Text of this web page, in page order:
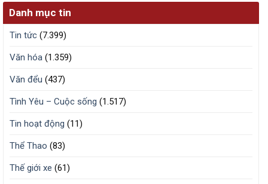
Danh mục tin
Tin tức (7.399)
Văn hóa (1.359)
Văn đểu (437)
Tình Yêu – Cuộc sống (1.517)
Tin hoạt động (11)
Thể Thao (83)
Thế giới xe (61)